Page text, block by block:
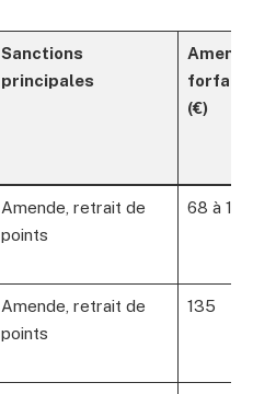
Sanctions
principales
(€)
Amende, retrait de
points
68 à 135
Amende, retrait de
points
135